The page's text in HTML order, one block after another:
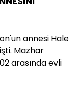
annesi Hale
Mazhar
arasında evli